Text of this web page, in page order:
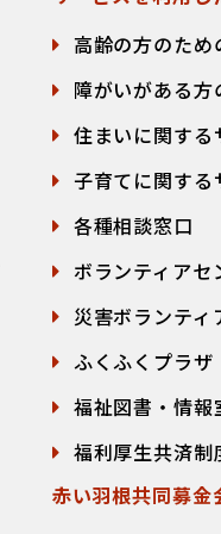
高齢の方のため
障がいがある
住まいに関する
子育てに関する
各種相談窓口
ボランティアセ
災害ボランティ
ふくふくプラザ
福祉図書・情報
福利厚生共済制
赤い羽根共同募金